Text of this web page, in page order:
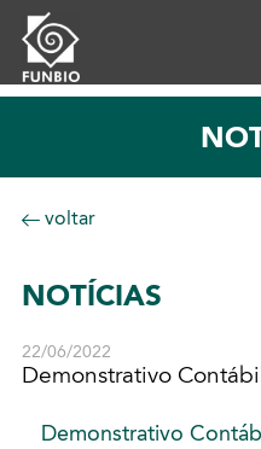
voltar
NOTÍCIAS
22/06/2022
Demonstrativo
Demonstrativo